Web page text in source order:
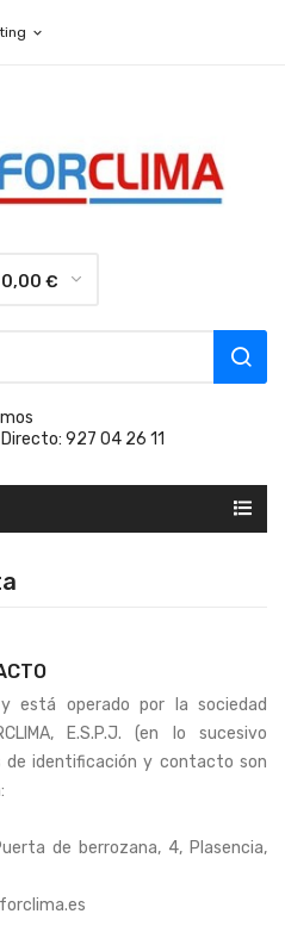
expand_more
0,00 €
927 04 26 11
está operado por la sociedad
E.S.P.J. (en lo sucesivo
de identificación y contacto son
de berrozana, 4, Plasencia,